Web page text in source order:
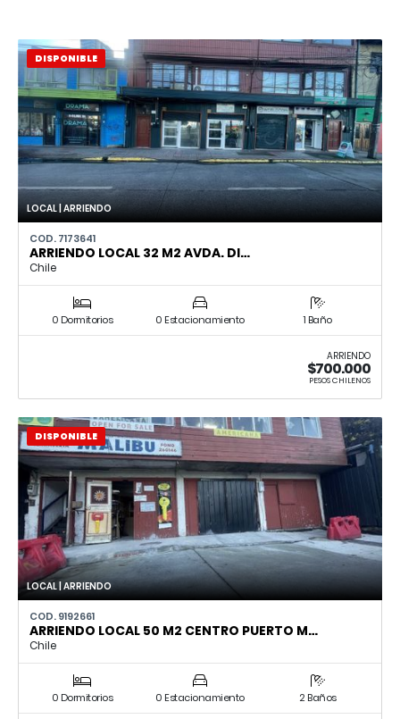
DISPONIBLE
LOCAL | ARRIENDO
COD. 7173641
ARRIENDO LOCAL 32 M2 AVDA. DI…
Chile
0 Dormitorios 0 Estacionamiento 1 Baño
ARRIENDO
$700.000
PESOS CHILENOS
DISPONIBLE
LOCAL | ARRIENDO
COD. 9192661
ARRIENDO LOCAL 50 M2 CENTRO PUERTO M…
Chile
0 Dormitorios 0 Estacionamiento 2 Baños